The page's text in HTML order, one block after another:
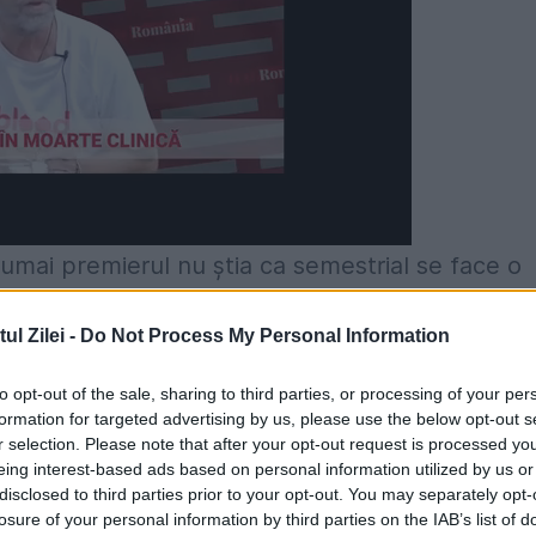
Zilei - Do Not Process My Personal Information
opt-out of the sale, sharing to third parties, or processing of your
for targeted advertising by us, please use the below opt-out
selection. Please note that after your opt-out request is processed
interest-based ads based on personal information utilized by us
to third parties prior to your opt-out. You may separately
of your personal information by third parties on the IAB’s list of
premierul nu știa ca semestrial se face o
Monitorizarea presei nu se mai face la
in care a fost prezent Liviu Dragnea. Doar el
Lia Olguța Vasilescu pe pagina sa de
CEx în legătură cu declaraţia Liei Olguţa